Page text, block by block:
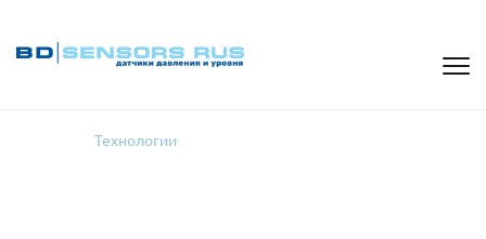
Технологии